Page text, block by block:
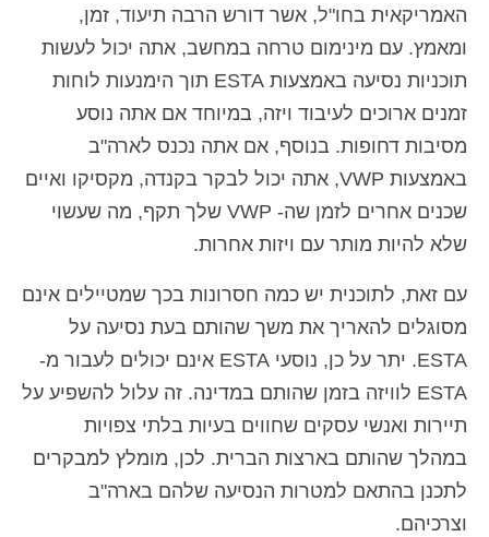
האמריקאית בחו"ל, אשר דורש הרבה תיעוד, זמן,
ומאמץ. עם מינימום טרחה במחשב, אתה יכול לעשות
תוכניות נסיעה באמצעות ESTA תוך הימנעות לוחות
זמנים ארוכים לעיבוד ויזה, במיוחד אם אתה נוסע
מסיבות דחופות. בנוסף, אם אתה נכנס לארה"ב
באמצעות VWP, אתה יכול לבקר בקנדה, מקסיקו ואיים
שכנים אחרים לזמן שה- VWP שלך תקף, מה שעשוי
שלא להיות מותר עם ויזות אחרות.
עם זאת, לתוכנית יש כמה חסרונות בכך שמטיילים אינם
מסוגלים להאריך את משך שהותם בעת נסיעה על
ESTA. יתר על כן, נוסעי ESTA אינם יכולים לעבור מ-
ESTA לוויזה בזמן שהותם במדינה. זה עלול להשפיע על
תיירות ואנשי עסקים שחווים בעיות בלתי צפויות
במהלך שהותם בארצות הברית. לכן, מומלץ למבקרים
לתכנן בהתאם למטרות הנסיעה שלהם בארה"ב
וצרכיהם.